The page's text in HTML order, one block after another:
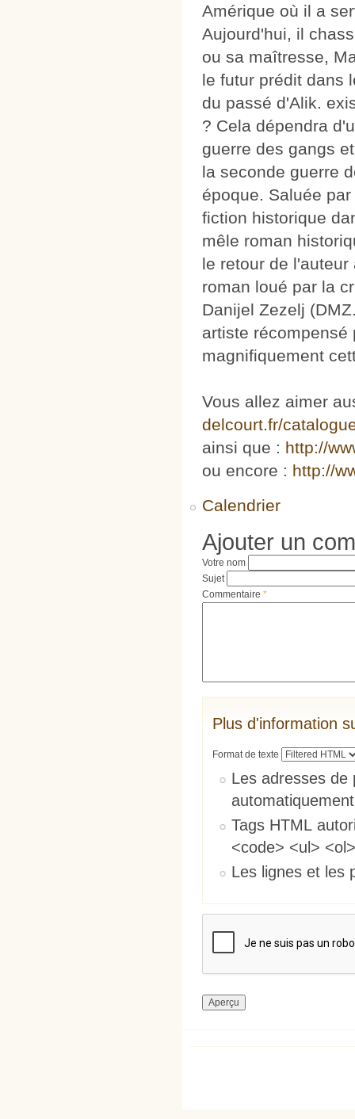
Amérique où il a
Aujourd'hui, il
ou sa maîtresse,
le futur prédit dans
du passé d'Alik.
? Cela dépendra
guerre des gangs
la seconde guerre
époque. Saluée
fiction historique
mêle roman
le retour de
roman loué par la
Danijel Zezelj
artiste récompensé
magnifiquement
Vous allez aimer
delcourt.fr/
ainsi que : http://
ou encore : http://
Calendrier
Ajouter un
Votre nom
Sujet
Commentaire *
Plus d'information
Format de texte
Les adresses de
Tags HTML
<code> <ul>
Les lignes et les